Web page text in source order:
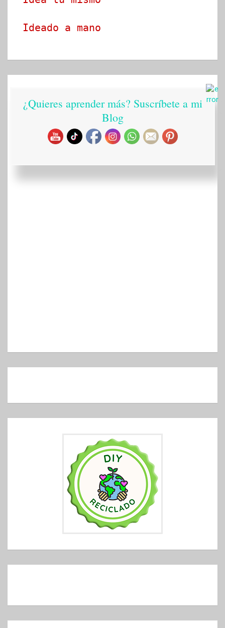
Ideado a mano
¿Quieres aprender más? Suscríbete a mi
Blog